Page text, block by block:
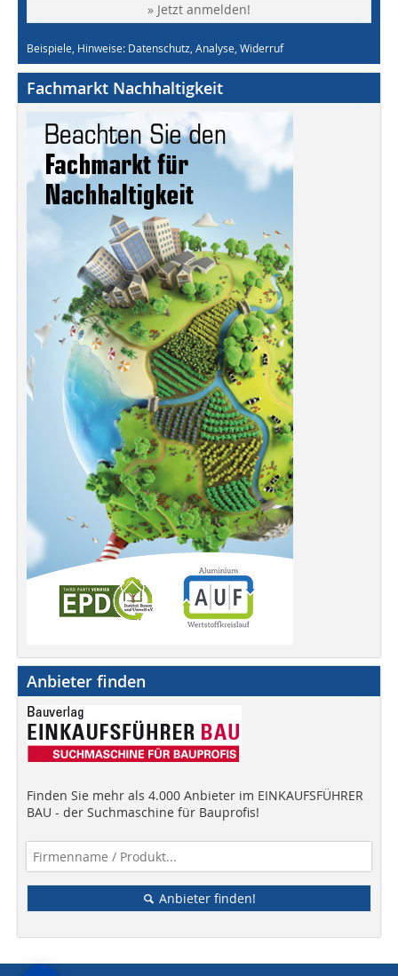
» Jetzt anmelden!
Beispiele, Hinweise: Datenschutz, Analyse, Widerruf
Fachmarkt Nachhaltigkeit
Anbieter finden
Finden Sie mehr als 4.000 Anbieter im EINKAUFSFÜHRER
BAU - der Suchmaschine für Bauprofis!
Anbieter finden!